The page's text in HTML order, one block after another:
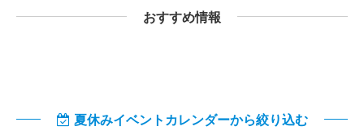
おすすめ情報
夏休みイベントカレンダーから絞り込む